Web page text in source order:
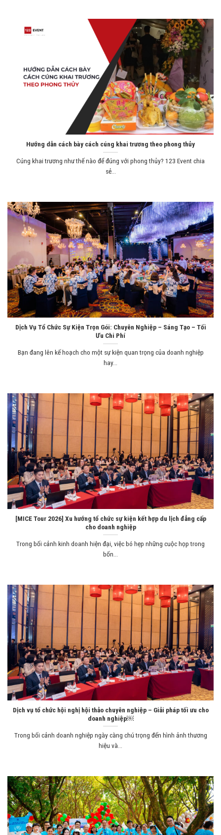
Hướng dẫn cách bày cách cúng khai trương theo phong thủy
Cúng khai trương như thế nào để đúng với phong thủy? 123 Event chia
sẻ...
Dịch Vụ Tổ Chức Sự Kiện Trọn Gói: Chuyên Nghiệp – Sáng Tạo – Tối
Ưu Chi Phí
Bạn đang lên kế hoạch cho một sự kiện quan trọng của doanh nghiệp
hay...
[MICE Tour 2026] Xu hướng tổ chức sự kiện kết hợp du lịch đẳng cấp
cho doanh nghiệp
Trong bối cảnh kinh doanh hiện đại, việc bó hẹp những cuộc họp trong
bốn...
Dịch vụ tổ chức hội nghị hội thảo chuyên nghiệp – Giải pháp tối ưu cho
doanh nghiệp￼
Trong bối cảnh doanh nghiệp ngày càng chú trọng đến hình ảnh thương
hiệu và...